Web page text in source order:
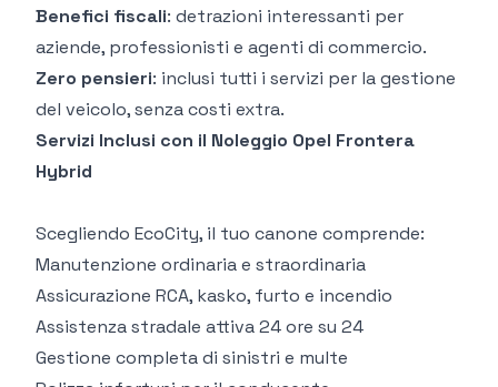
Benefici fiscali: detrazioni interessanti per
aziende, professionisti e agenti di commercio.
Zero pensieri: inclusi tutti i servizi per la gestione
del veicolo, senza costi extra.
Servizi Inclusi con il Noleggio Opel Frontera
Hybrid
Scegliendo EcoCity, il tuo canone comprende:
Manutenzione ordinaria e straordinaria
Assicurazione RCA, kasko, furto e incendio
Assistenza stradale attiva 24 ore su 24
Gestione completa di sinistri e multe